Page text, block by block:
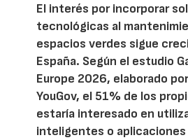
El interés por incorporar
tecnológicas al
espacios verdes sigue
España. Según el estudio
Europe 2026, elaborado
YouGov, el 51% de los
estaría interesado en
inteligentes o